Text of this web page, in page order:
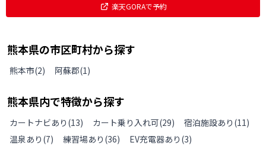
楽天GORAで予約
熊本県の市区町村から探す
熊本市(2) 阿蘇郡(1)
熊本県内で特徴から探す
カートナビあり (13) カート乗り入れ可(29) 宿泊施設あり (11)
温泉あり (7) 練習場あり (36) EV充電器あり (3)